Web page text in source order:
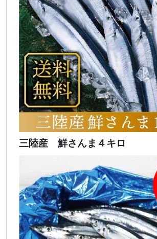
三陸産 鮮さんま４キロ